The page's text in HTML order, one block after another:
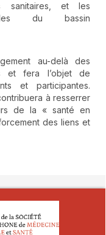
sanitaires, et les
du bassin
au-delà des
et fera l’objet de
et participantes.
à resserrer
de la « santé en
des liens et